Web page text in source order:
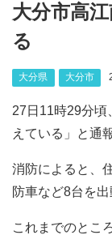
大分市高
る
大分県 大分市
27日11時29分頃
えている」と通
消防によると、
防車など8台を
これまでのとこ